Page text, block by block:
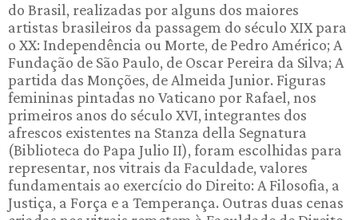
do Brasil, realizadas por alguns dos maiores
artistas brasileiros da passagem do século XIX para
o XX: Independência ou Morte, de Pedro Américo; A
Fundação de São Paulo, de Oscar Pereira da Silva; A
partida das Monções, de Almeida Junior. Figuras
femininas pintadas no Vaticano por Rafael, nos
primeiros anos do século XVI, integrantes dos
afrescos existentes na Stanza della Segnatura
(Biblioteca do Papa Julio II), foram escolhidas para
representar, nos vitrais da Faculdade, valores
fundamentais ao exercício do Direito: A Filosofia, a
Justiça, a Força e a Temperança. Outras duas cenas